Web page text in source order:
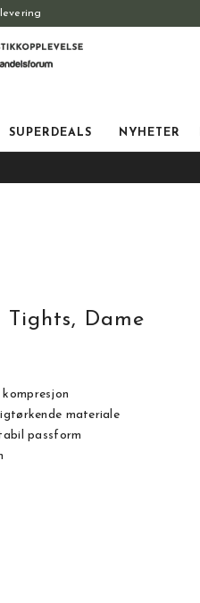
SUPERDEALS NYHETER
Dame
materiale
passform